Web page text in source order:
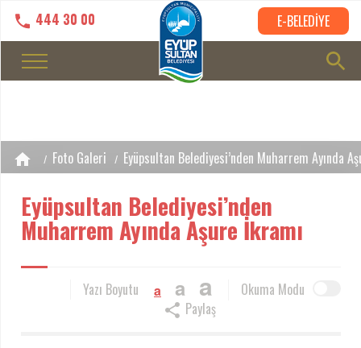
444 30 00 E-BELEDİYE
Foto Galeri Eyüpsultan Belediyesi’nden Muharrem Ayında
Eyüpsultan Belediyesi’nden
Muharrem Ayında Aşure İkramı
Okuma Modu
Yazı Boyutu a a a
Paylaş